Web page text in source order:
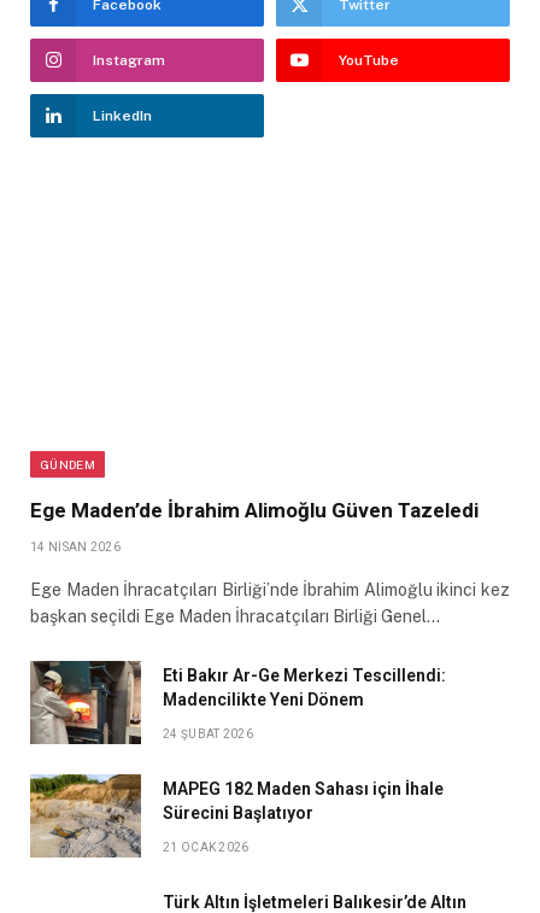
Facebook Twitter
Instagram YouTube
LinkedIn
GÜNDEM
Ege Maden’de İbrahim Alimoğlu Güven Tazeledi
14 NISAN 2026
Ege Maden İhracatçıları Birliği’nde İbrahim Alimoğlu ikinci kez
başkan seçildi Ege Maden İhracatçıları Birliği Genel…
Eti Bakır Ar-Ge Merkezi Tescillendi:
Madencilikte Yeni Dönem
24 ŞUBAT 2026
MAPEG 182 Maden Sahası için İhale
Sürecini Başlatıyor
21 OCAK 2026
Türk Altın İşletmeleri Balıkesir’de Altın